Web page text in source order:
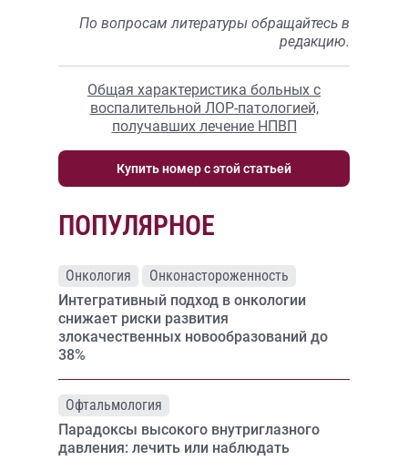
По вопросам литературы обращайтесь в
редакцию.
Общая характеристика больных с
воспалительной ЛОР-патологией,
получавших лечение НПВП
Купить номер с этой статьей
ПОПУЛЯРНОЕ
Онкология
Онконастороженность
Интегративный подход в онкологии
снижает риски развития
злокачественных новообразований до
38%
Офтальмология
Парадоксы высокого внутриглазного
давления: лечить или наблюдать